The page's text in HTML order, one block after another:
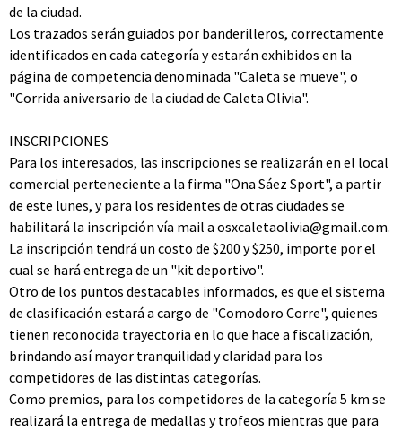
de la ciudad.
Los trazados serán guiados por banderilleros, correctamente
identificados en cada categoría y estarán exhibidos en la
página de competencia denominada "Caleta se mueve", o
"Corrida aniversario de la ciudad de Caleta Olivia".
INSCRIPCIONES
Para los interesados, las inscripciones se realizarán en el local
comercial perteneciente a la firma "Ona Sáez Sport", a partir
de este lunes, y para los residentes de otras ciudades se
habilitará la inscripción vía mail a osxcaletaolivia@gmail.com.
La inscripción tendrá un costo de $200 y $250, importe por el
cual se hará entrega de un "kit deportivo".
Otro de los puntos destacables informados, es que el sistema
de clasificación estará a cargo de "Comodoro Corre", quienes
tienen reconocida trayectoria en lo que hace a fiscalización,
brindando así mayor tranquilidad y claridad para los
competidores de las distintas categorías.
Como premios, para los competidores de la categoría 5 km se
realizará la entrega de medallas y trofeos mientras que para